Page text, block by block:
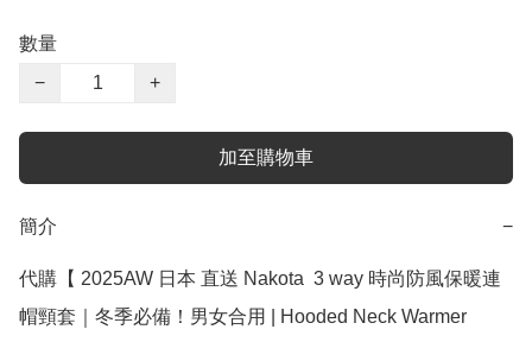
數量
−
+
加至購物車
簡介 −
代購【 2025AW 日本 直送 Nakota  3 way 時尚防風保暖連
帽頸套｜冬季必備！男女合用 | Hooded Neck Warmer